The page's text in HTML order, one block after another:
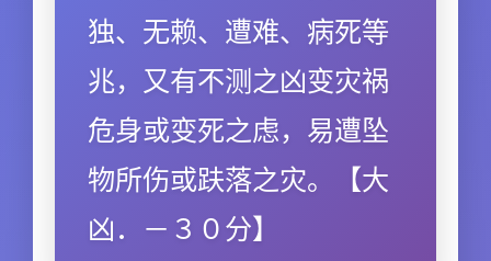
独、无赖、遭难、病死等
兆，又有不测之凶变灾祸
危身或变死之虑，易遭坠
物所伤或趺落之灾。【大
凶．－３０分】